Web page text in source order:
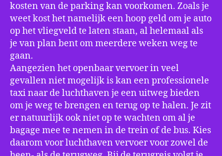
kosten van de parking kan voorkomen. Zoals je
weet kost het namelijk een hoop geld om je auto
op het vliegveld te laten staan, al helemaal als
je van plan bent om meerdere weken weg te
gaan.
Aangezien het openbaar vervoer in veel
gevallen niet mogelijk is kan een professionele
taxi naar de luchthaven je een uitweg bieden
om je weg te brengen en terug op te halen. Je zit
er natuurlijk ook niet op te wachten om al je
bagage mee te nemen in de trein of de bus. Kies
daarom voor luchthaven vervoer voor zowel de